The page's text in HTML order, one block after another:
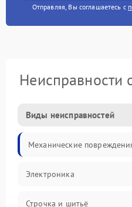
Отправляя, Вы соглашаетесь с
Неисправности
Виды неисправностей
Механические
Электроника
Строчка и шитьё